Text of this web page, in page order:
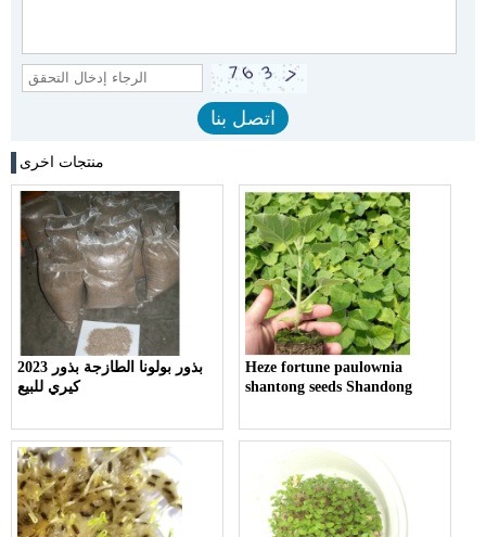
منتجات اخرى
2023 بذور بولونا الطازجة بذور
كيري للبيع
Heze fortune paulownia
shantong seeds Shandong